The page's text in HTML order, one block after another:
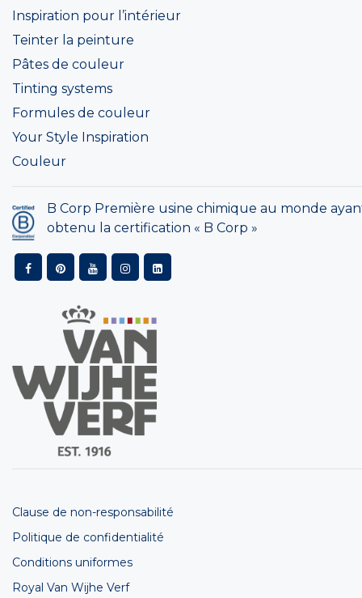
Inspiration pour l’intérieur
Teinter la peinture
Pâtes de couleur
Tinting systems
Formules de couleur
Your Style Inspiration
Couleur
B Corp Première usine chimique au monde
obtenu la certification « B Corp »
Clause de non-responsabilité
Politique de confidentialité
Conditions uniformes
Royal Van Wijhe Verf